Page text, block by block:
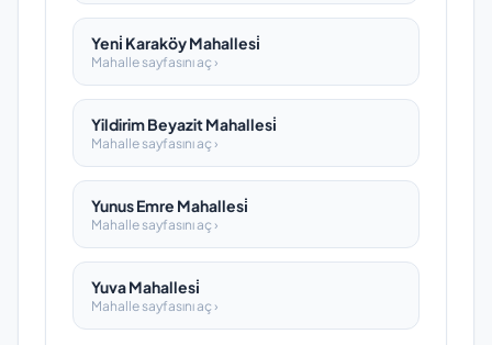
Yeni̇ Karaköy Mahallesi̇
Mahalle sayfasını aç ›
Yildirim Beyazit Mahallesi̇
Mahalle sayfasını aç ›
Yunus Emre Mahallesi̇
Mahalle sayfasını aç ›
Yuva Mahallesi̇
Mahalle sayfasını aç ›